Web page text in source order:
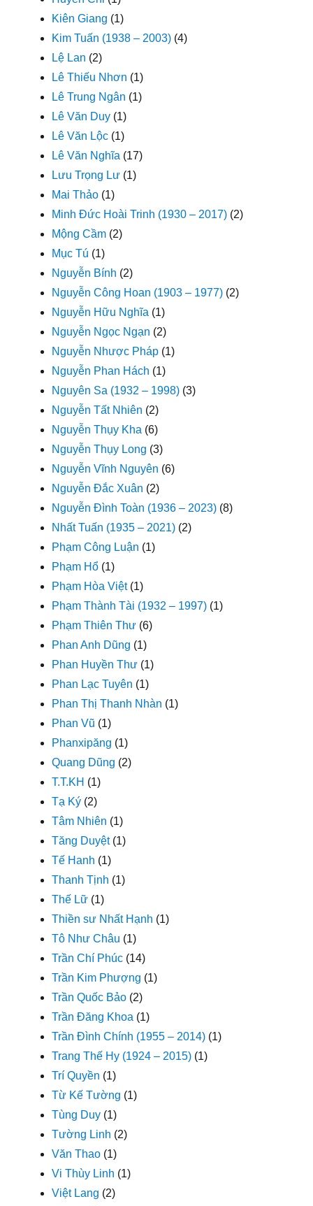
Kiên Giang (1)
Kim Tuấn (1938 – 2003) (4)
Lệ Lan (2)
Lê Thiếu Nhơn (1)
Lê Trung Ngân (1)
Lê Văn Duy (1)
Lê Văn Lộc (1)
Lê Văn Nghĩa (17)
Lưu Trọng Lư (1)
Mai Thảo (1)
Minh Đức Hoài Trinh (1930 – 2017) (2)
Mộng Cầm (2)
Mục Tú (1)
Nguyễn Bính (2)
Nguyễn Công Hoan (1903 – 1977) (2)
Nguyễn Hữu Nghĩa (1)
Nguyễn Ngọc Ngạn (2)
Nguyễn Nhược Pháp (1)
Nguyễn Phan Hách (1)
Nguyên Sa (1932 – 1998) (3)
Nguyễn Tất Nhiên (2)
Nguyễn Thụy Kha (6)
Nguyễn Thụy Long (3)
Nguyễn Vĩnh Nguyên (6)
Nguyễn Đắc Xuân (2)
Nguyễn Đình Toàn (1936 – 2023) (8)
Nhất Tuấn (1935 – 2021) (2)
Phạm Công Luận (1)
Phạm Hổ (1)
Phạm Hòa Việt(1)
Phạm Thành Tài (1932 – 1997) (1)
Phạm Thiên Thư (6)
Phan Anh Dũng (1)
Phan Huyền Thư (1)
Phan Lạc Tuyên (1)
Phan Thị Thanh Nhàn (1)
Phan Vũ (1)
Phanxipăng (1)
Quang Dũng (2)
T.T.KH (1)
Tạ Ký (2)
Tâm Nhiên (1)
Tăng Duyệt(1)
Tế Hanh (1)
Thanh Tịnh (1)
Thế Lữ (1)
Thiền sư Nhất Hạnh (1)
Tô Như Châu (1)
Trần Chí Phúc (14)
Trần Kim Phượng (1)
Trần Quốc Bảo (2)
Trần Đăng Khoa (1)
Trần Đình Chính (1955 – 2014) (1)
Trang Thế Hy (1924 – 2015) (1)
Trí Quyền (1)
Từ Kế Tường (1)
Tùng Duy (1)
Tường Linh (2)
Văn Thao (1)
Vi Thùy Linh (1)
Việt Lang (2)